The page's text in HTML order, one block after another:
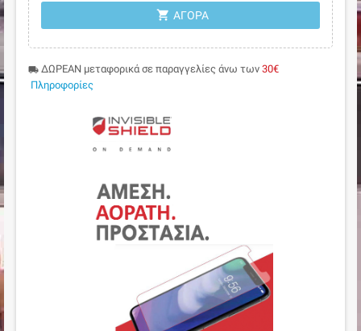
shopping_cart ΑΓΟΡΆ
local_shipping ΔΩΡΕΑΝ μεταφορικά σε παραγγελίες άνω των 30€
Πληροφορίες